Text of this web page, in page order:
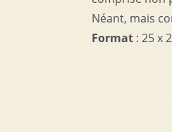
Néant, mais
Format : 25 x